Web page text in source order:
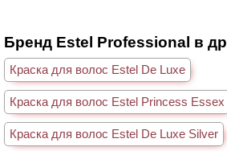
Бренд Estel Professional в
Краска для волос Estel De Luxe
Краска для волос Estel Princess Essex
Краска для волос Estel De Luxe Silver